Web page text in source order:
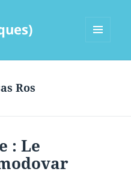
Ros
: Le